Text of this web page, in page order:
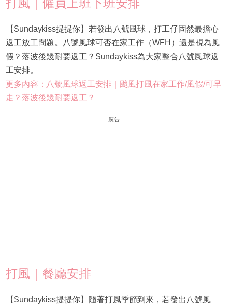
打風｜僱員上班下班安排
【Sundaykiss提提你】若發出八號風球，打工仔固然最擔心
返工放工問題。八號風球可否在家工作（WFH）還是視為風
假？落波後幾耐要返工？Sundaykiss為大家整合八號風球返
工安排。
更多內容：八號風球返工安排｜颱風打風在家工作/風假/可早
走？落波後幾耐要返工？
廣告
打風｜餐廳安排
【Sundaykiss提提你】隨著打風季節到來，若發出八號風